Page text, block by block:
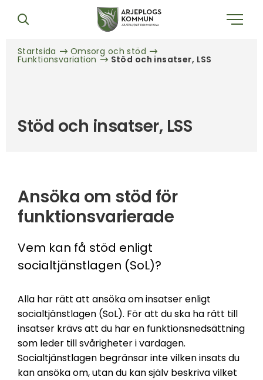
Startsida Omsorg och stöd
Funktionsvariation Stöd och insatser, LSS
Stöd och insatser, LSS
Ansöka om stöd för
funktionsvarierade
Vem kan få stöd enligt
socialtjänstlagen (SoL)?
Alla har rätt att ansöka om insatser enligt
socialtjänstlagen (SoL). För att du ska ha rätt till
insatser krävs att du har en funktionsnedsättning
som leder till svårigheter i vardagen.
Socialtjänstlagen begränsar inte vilken insats du
kan ansöka om, utan du kan själv beskriva vilket